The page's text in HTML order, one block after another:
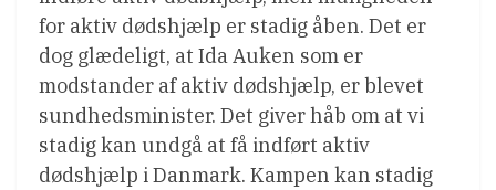
for aktiv dødshjælp er stadig åben. Det er
dog glædeligt, at Ida Auken som er
modstander af aktiv dødshjælp, er blevet
sundhedsminister. Det giver håb om at vi
stadig kan undgå at få indført aktiv
dødshjælp i Danmark. Kampen kan stadig